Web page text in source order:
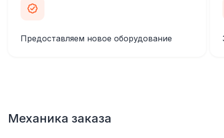
Предоставляем новое оборудование
Механика заказа